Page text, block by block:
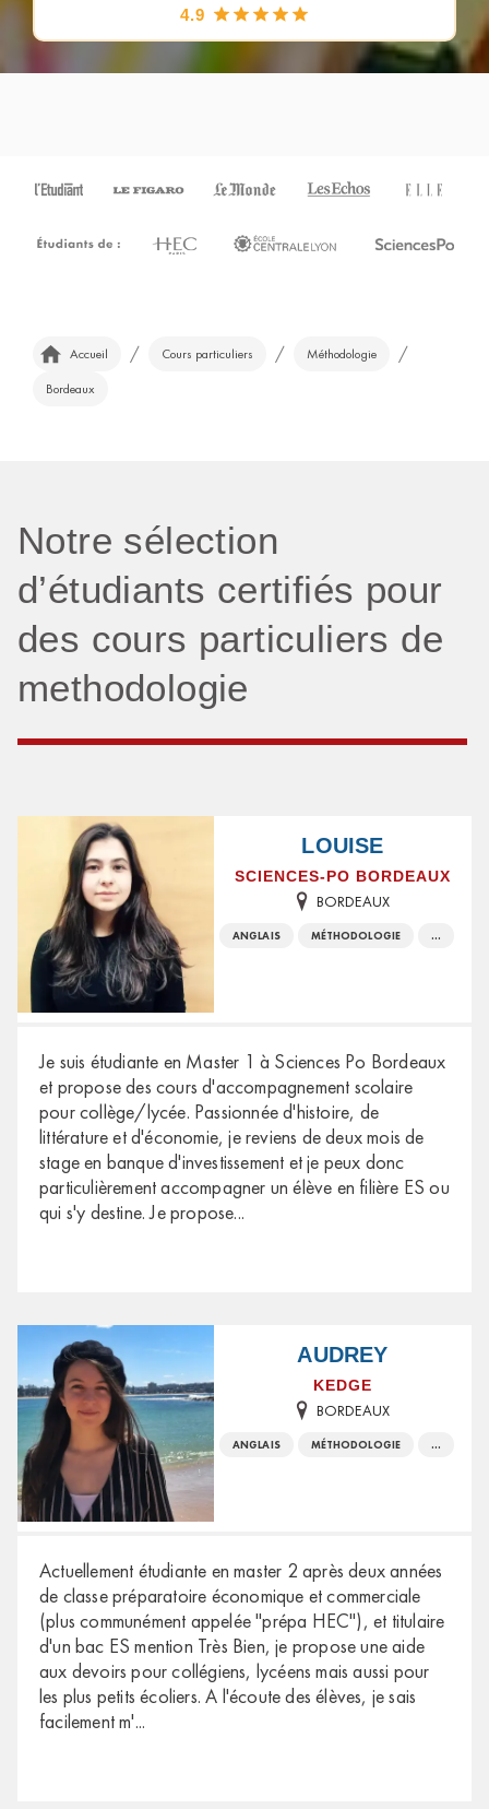
4.9
Accueil / Cours particuliers / Méthodologie /
Bordeaux
Notre sélection
d’étudiants certifiés pour
des cours particuliers de
methodologie
LOUISE
SCIENCES-PO BORDEAUX
BORDEAUX
ANGLAIS MÉTHODOLOGIE ...
Je suis étudiante en Master 1 à Sciences Po Bordeaux
et propose des cours d'accompagnement scolaire
pour collège/lycée. Passionnée d'histoire, de
littérature et d'économie, je reviens de deux mois de
stage en banque d'investissement et je peux donc
particulièrement accompagner un élève en filière ES ou
qui s'y destine. Je propose...
AUDREY
KEDGE
BORDEAUX
ANGLAIS MÉTHODOLOGIE ...
Actuellement étudiante en master 2 après deux années
de classe préparatoire économique et commerciale
(plus communément appelée "prépa HEC"), et titulaire
d'un bac ES mention Très Bien, je propose une aide
aux devoirs pour collégiens, lycéens mais aussi pour
les plus petits écoliers. A l'écoute des élèves, je sais
facilement m'...